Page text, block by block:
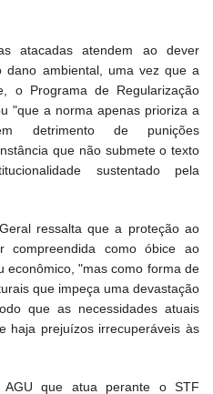
atacadas atendem ao dever
dano ambiental, uma vez que a
o Programa de Regularização
"que a norma apenas prioriza a
detrimento de punições
que não submete o texto
sustentado pela
ressalta que a proteção ao
compreendida como óbice ao
econômico, "mas como forma de
que impeça uma devastação
que as necessidades atuais
haja prejuízos irrecuperáveis às
que atua perante o STF